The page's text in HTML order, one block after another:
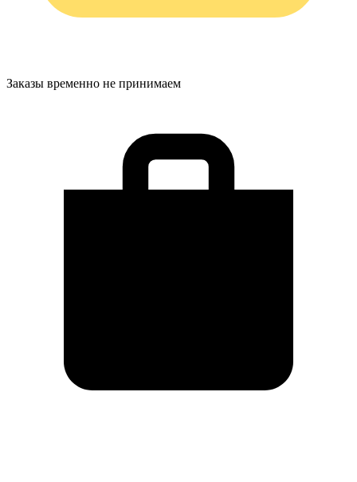
Заказы временно не принимаем